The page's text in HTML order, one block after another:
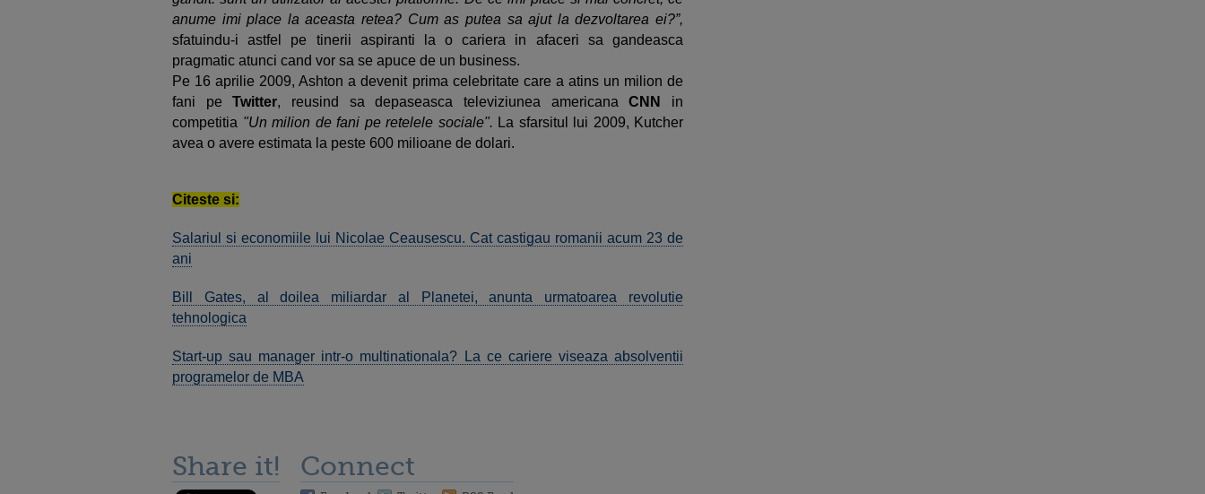
anume imi place la aceasta retea? Cum as putea sa ajut la dezvoltarea ei?”,
sfatuindu-i astfel pe tinerii aspiranti la o cariera in afaceri sa gandeasca
pragmatic atunci cand vor sa se apuce de un business.
Pe 16 aprilie 2009, Ashton a devenit prima celebritate care a atins un milion de
fani peTwitter, reusind sa depaseasca televiziunea americanaCNN
in
competitia "Un milion de fani pe retelele sociale". La sfarsitul lui 2009, Kutcher
avea o avere estimata la peste 600 milioane de dolari.
Citeste si:
Salariul si economiile lui Nicolae Ceausescu. Cat castigau romanii acum 23 de
ani
Bill Gates, al doilea miliardar al Planetei, anunta urmatoarea revolutie
tehnologica
Start-up sau manager intr-o multinationala? La ce cariere viseaza absolventii
programelor de MBA
Share it! Connect